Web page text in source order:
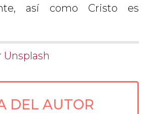
así como Cristo es
Unsplash
DEL AUTOR